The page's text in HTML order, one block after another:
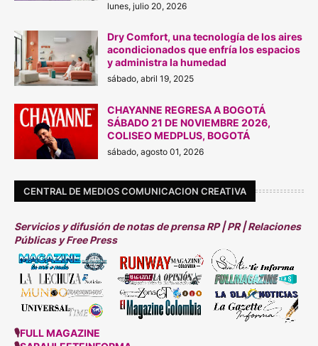
lunes, julio 20, 2026
Dry Comfort, una tecnología de los aires
acondicionados que enfría los espacios
y administra la humedad
sábado, abril 19, 2025
CHAYANNE REGRESA A BOGOTÁ
SÁBADO 21 DE N0VIEMBRE 2026,
COLISEO MEDPLUS, BOGOTÁ
sábado, agosto 01, 2026
CENTRAL DE MEDIOS COMUNICACION CREATIVA
Servicios y difusión de notas de prensa RP | PR | Relaciones
Públicas y Free Press
🎙FULL MAGAZINE